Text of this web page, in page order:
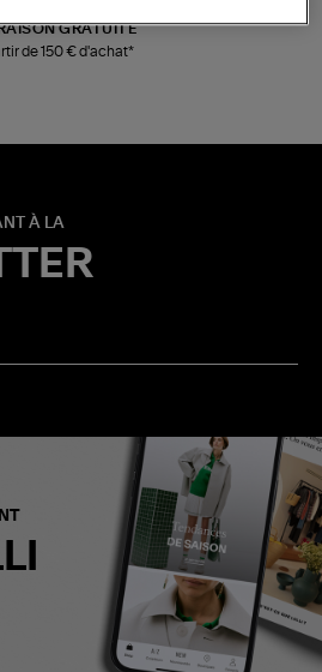
GRATUITE
de 150 € d'achat*
À LA